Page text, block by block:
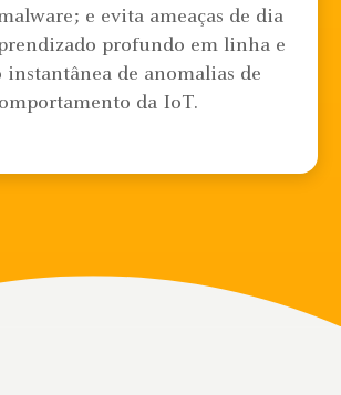
e evita ameaças de dia
profundo em linha e
instantânea de anomalias de
da IoT.